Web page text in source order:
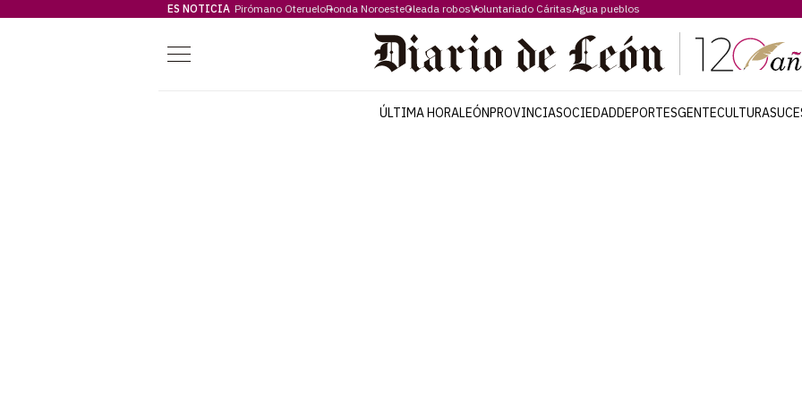
ES NOTICIA Pirómano OterueloRonda NoroesteOleada robosVoluntariado CáritasAgua pueblos
Menú
ÚLTIMA HORALEÓNPROVINCIASOCIEDADDEPORTESGENTECULTURA